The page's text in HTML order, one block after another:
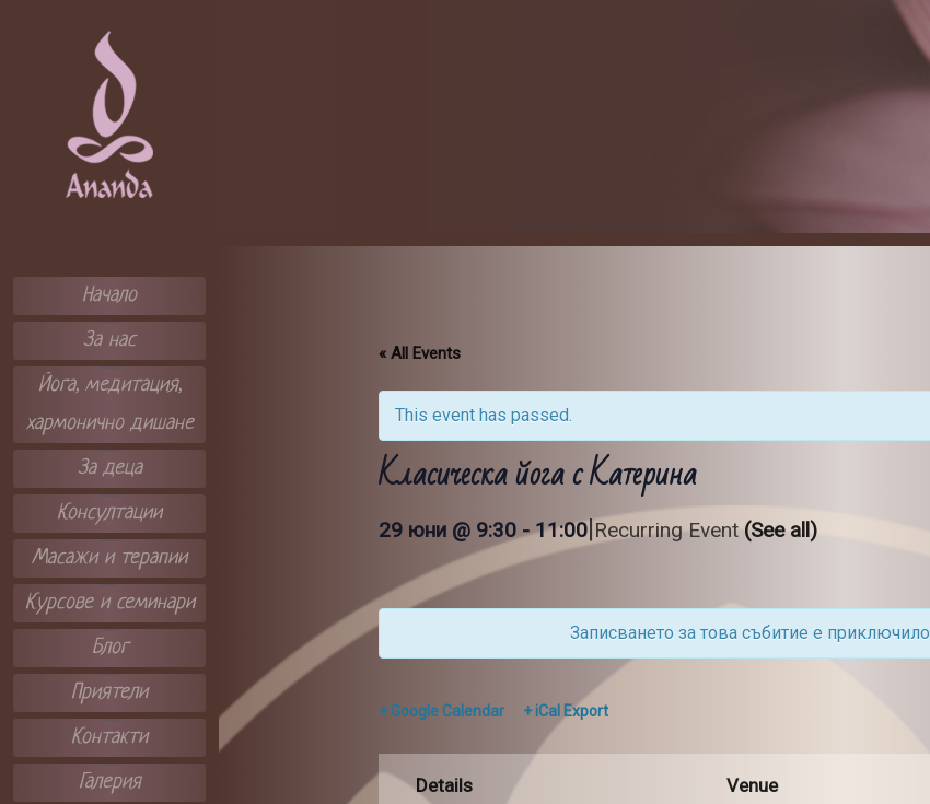
НАНДА
Начало
За нас
Йога, медитация,
хармонично дишане
За деца
Консултации
Масажи и терапии
Курсове и семинари
Блог
Приятели
Контакти
Галерия
« All Events
This event has passed.
Класическа йога с Катерина
29 юни @ 9:30-11:00|Recurring Event (See all)
Записването за това събитие е приключило
+ Google Calendar + iCal Export
Details Venue